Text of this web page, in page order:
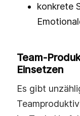
konkrete
Team-
Einsetzen
Es gibt